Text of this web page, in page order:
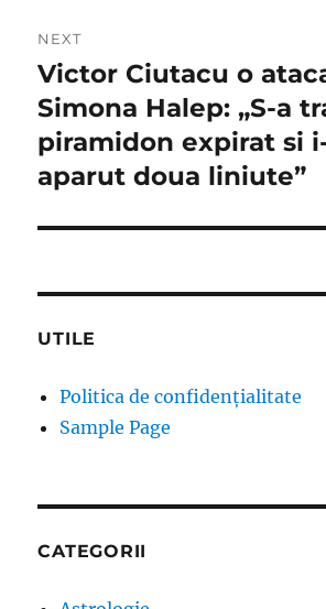
NEXT
Next
post:
Victor Ciutacu o
Simona Halep: „S-a
piramidon expirat si
aparut doua liniute”
UTILE
Politica de confidențialitate
Sample Page
CATEGORII